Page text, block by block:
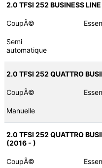
2.0 TFSI 252 BUSINESS
CoupÃ©
Semi
automatique
2.0 TFSI 252 QUATTRO
CoupÃ©
Manuelle
2.0 TFSI 252 QUATTRO
(2016 - )
CoupÃ©